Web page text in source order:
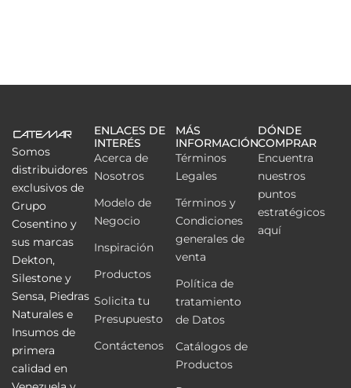
Somos
distribuidores
exclusivos de
Grupo
Cosentino y
sus marcas
Dekton,
Silestone y
Sensa, Piedras
Naturales e
Insumos de
primera
calidad en
ENLACES DE
INTERÉS
Acerca de
Nosotros
Modelo de
Negocio
Inspiración
Productos
Solicita tu
Presupuesto
Contáctenos
MÁS
INFORMACIÓN
Términos
Legales
Términos y
Condiciones
generales de
venta
Política de
tratamiento
de Datos
Catálogos de
Productos
DÓNDE
COMPRAR
Encuentra
nuestros
puntos
estratégicos
aquí